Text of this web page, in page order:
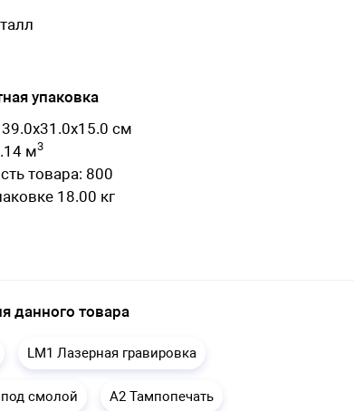
упаковка
см
м3
товара: 800
18.00 кг
данного товара
LM1 Лазерная гравировка
смолой A2 Тампопечать